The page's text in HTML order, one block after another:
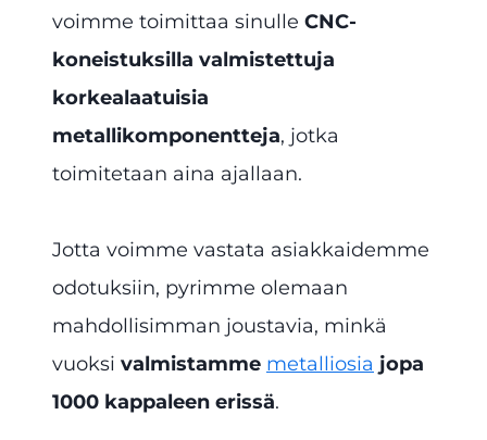
voimme toimittaa sinulle CNC-
koneistuksilla valmistettuja
korkealaatuisia
metallikomponentteja, jotka
toimitetaan aina ajallaan.
Jotta voimme vastata asiakkaidemme
odotuksiin, pyrimme olemaan
mahdollisimman joustavia, minkä
vuoksi valmistamme metalliosia jopa
1000 kappaleen erissä.